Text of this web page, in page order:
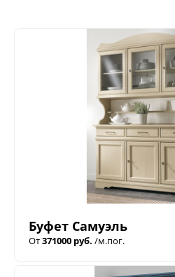
Буфет Самуэль
От371000 руб. /м.пог.